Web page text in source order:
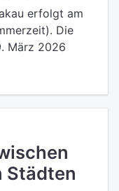
erfolgt am
Die
März 2026
Städten